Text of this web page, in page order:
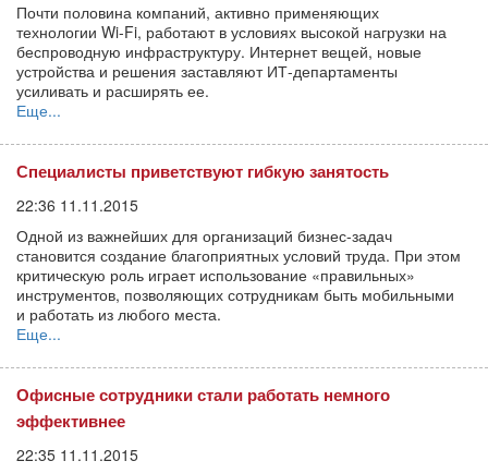
Почти половина компаний, активно применяющих
технологии Wi-Fi, работают в условиях высокой нагрузки на
беспроводную инфраструктуру. Интернет вещей, новые
устройства и решения заставляют ИТ-департаменты
усиливать и расширять ее.
Еще...
Специалисты приветствуют гибкую занятость
22:36 11.11.2015
Одной из важнейших для организаций бизнес-задач
становится создание благоприятных условий труда. При этом
критическую роль играет использование «правильных»
инструментов, позволяющих сотрудникам быть мобильными
и работать из любого места.
Еще...
Офисные сотрудники стали работать немного
эффективнее
22:35 11.11.2015